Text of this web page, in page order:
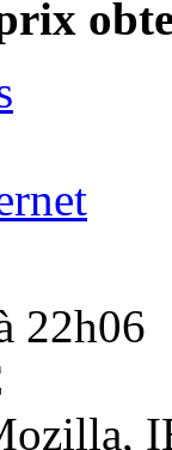
22h06